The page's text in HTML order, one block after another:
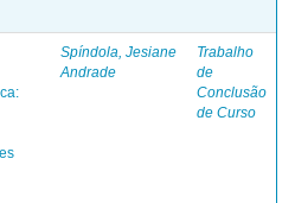
Spíndola, Jesiane
Andrade
Trabalho
de
Conclusão
de Curso